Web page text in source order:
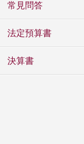
常見問答
法定預算書
決算書